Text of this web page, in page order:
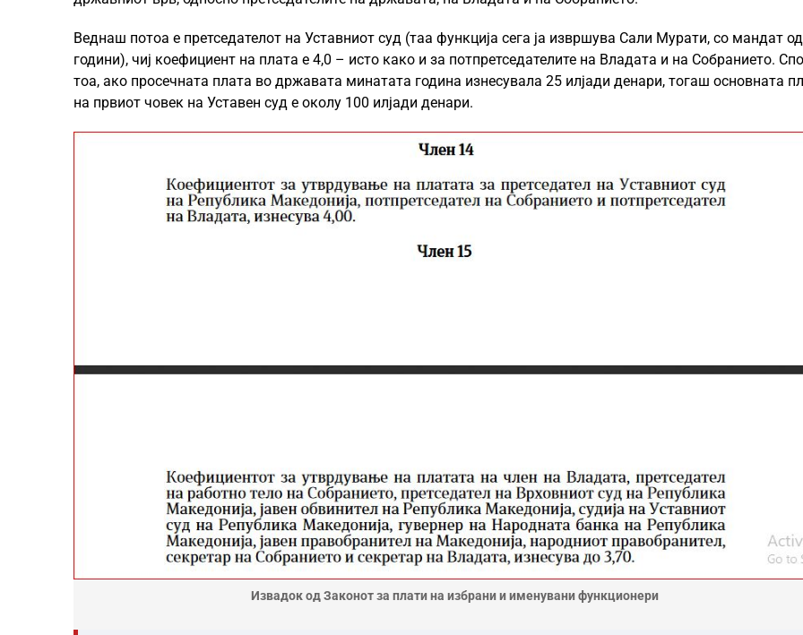
Веднаш потоа е претседателот на Уставниот суд (таа функција сега ја извршува Сали Мурати, со мандат
години), чиј коефициент на плата е 4,0 – исто како и за потпретседателите на Владата и на Собранието.
тоа, ако просечната плата во државата минатата година изнесувала 25 илјади денари, тогаш основната
на првиот човек на Уставен суд е околу 100 илјади денари.
Извадок од Законот за плати на избрани и именувани функционери